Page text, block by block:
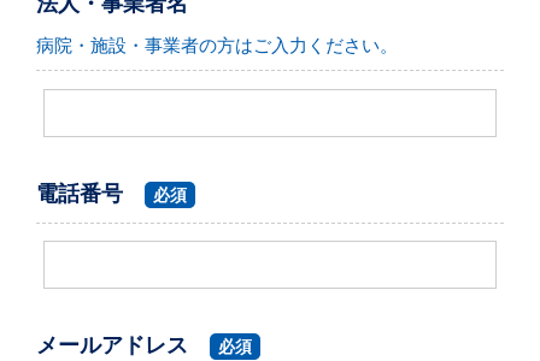
病院・施設・事業者の方はご入力ください。
電話番号 必須
メールアドレス 必須